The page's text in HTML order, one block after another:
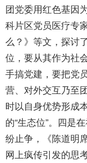
团党委用红色基因
科片区党员医疗专
么？》等文，探讨
位，要从其作为社
手搞党建，要把党
营、对外交互乃至
时以自身优势形成
的“生态位”。四是
纷止争，《陈道明
网上疯传引发的思